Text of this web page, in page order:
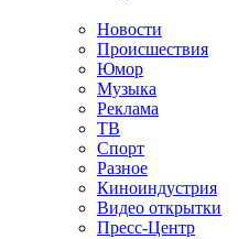
Новости
Происшествия
Юмор
Музыка
Реклама
ТВ
Спорт
Разное
Киноиндустрия
Видео открытки
Пресс-Центр